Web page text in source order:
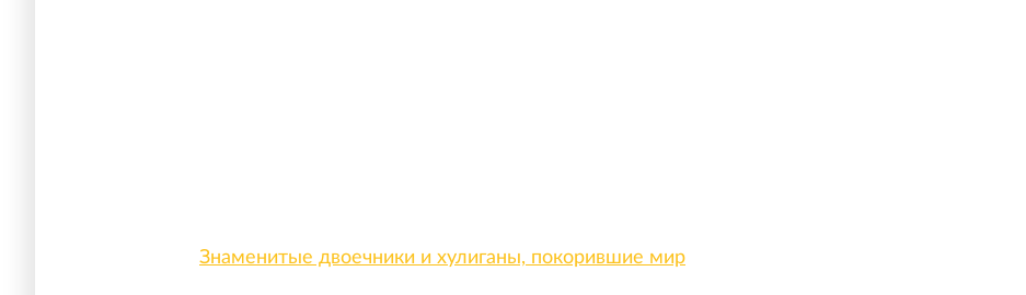
Знаменитые двоечники и хулиганы, покорившие мир